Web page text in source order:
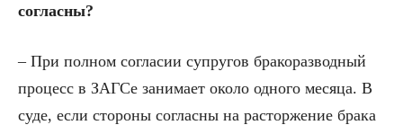
согласны?
– При полном согласии супругов бракоразводный
процесс в ЗАГСе занимает около одного месяца. В
суде, если стороны согласны на расторжение брака